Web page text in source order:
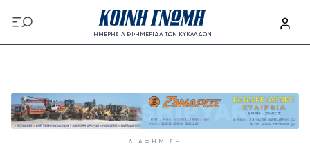
Παράκαμψη προς το κυρίως περιεχόμενο
ΗΜΕΡΗΣΙΑ ΕΦΗΜΕΡΙΔΑ ΤΩΝ ΚΥΚΛΑΔΩΝ
ΔΙΑΦΉΜΙΣΗ